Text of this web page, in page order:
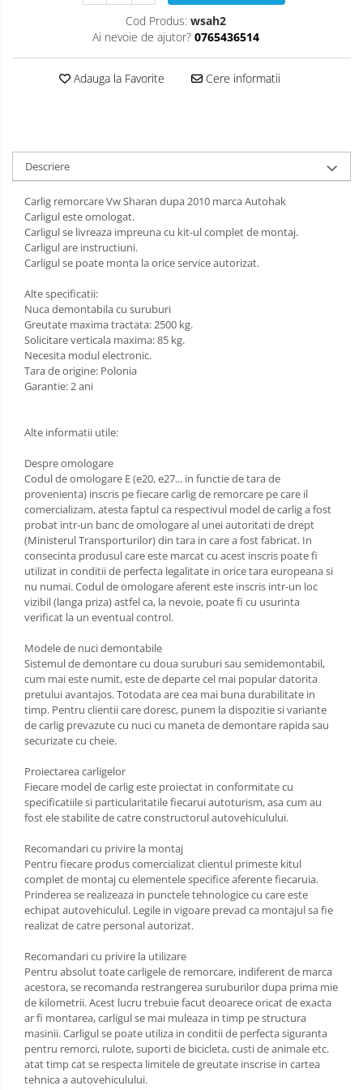
Carlige Isuzu
Carlige Jaecoo 5
Carlige Jaecoo 7
Carlige Jaecoo E5
Carlige Jeep
Carlige Kia
Carlige Kia EV4
Carlige Kia EV5
Carlige Kia PV5
Carlige Lada
Carlige Lancia
Carlige Land Rover
Carlige MAN
Carlige Mazda
Carlige Mercedes
Carlige MG
Carlige Mini
Carlige Mitsubishi
Carlige Nissan
Carlige Omoda
Carlige Peugeot
Carlige Plymouth
Carlige Polestar
Carlige Porsche
Carlige Seat
Carlige Skoda
Carlige Subaru
Carlige Suzuki
Carlige Tesla
Carlige Volkswagen
Carlige Volvo
Carlige Xpeng
Carlige Xpeng G6
Carlige Xpeng G9
Covorase auto
Cod Produs: wsah2
Ai nevoie de ajutor? 0765436514
Adauga la Favorite Cere informatii
Descriere
Carlig remorcare Vw Sharan dupa 2010 marca Autohak
Carligul este omologat.
Carligul se livreaza impreuna cu kit-ul complet de montaj.
Carligul are instructiuni.
Carligul se poate monta la orice service autorizat.
Alte specificatii:
Nuca demontabila cu suruburi
Greutate maxima tractata: 2500 kg.
Solicitare verticala maxima: 85 kg.
Necesita modul electronic.
Tara de origine: Polonia
Garantie: 2 ani
Alte informatii utile:
Despre omologare
Codul de omologare E (e20, e27... in functie de tara de
provenienta) inscris pe fiecare carlig de remorcare pe care il
comercializam, atesta faptul ca respectivul model de carlig a fost
probat intr-un banc de omologare al unei autoritati de drept
(Ministerul Transporturilor) din tara in care a fost fabricat. In
consecinta produsul care este marcat cu acest inscris poate fi
utilizat in conditii de perfecta legalitate in orice tara europeana si
nu numai. Codul de omologare aferent este inscris intr-un loc
vizibil (langa priza) astfel ca, la nevoie, poate fi cu usurinta
verificat la un eventual control.
Modele de nuci demontabile
Sistemul de demontare cu doua suruburi sau semidemontabil,
cum mai este numit, este de departe cel mai popular datorita
pretului avantajos. Totodata are cea mai buna durabilitate in
timp. Pentru clientii care doresc, punem la dispozitie si variante
de carlig prevazute cu nuci cu maneta de demontare rapida sau
securizate cu cheie.
Proiectarea carligelor
Fiecare model de carlig este proiectat in conformitate cu
specificatiile si particularitatile fiecarui autoturism, asa cum au
fost ele stabilite de catre constructorul autovehiculului.
Recomandari cu privire la montaj
Pentru fiecare produs comercializat clientul primeste kitul
complet de montaj cu elementele specifice aferente fiecaruia.
Prinderea se realizeaza in punctele tehnologice cu care este
echipat autovehiculul. Legile in vigoare prevad ca montajul sa fie
realizat de catre personal autorizat.
Recomandari cu privire la utilizare
Pentru absolut toate carligele de remorcare, indiferent de marca
acestora, se recomanda restrangerea suruburilor dupa prima mie
de kilometrii. Acest lucru trebuie facut deoarece oricat de exacta
ar fi montarea, carligul se mai muleaza in timp pe structura
masinii. Carligul se poate utiliza in conditii de perfecta siguranta
pentru remorci, rulote, suporti de bicicleta, custi de animale etc.
atat timp cat se respecta limitele de greutate inscrise in cartea
tehnica a autovehiculului.